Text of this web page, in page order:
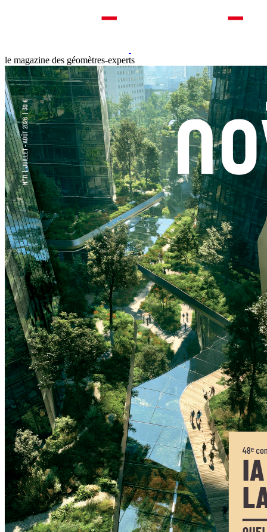
le magazine des géomètres-experts